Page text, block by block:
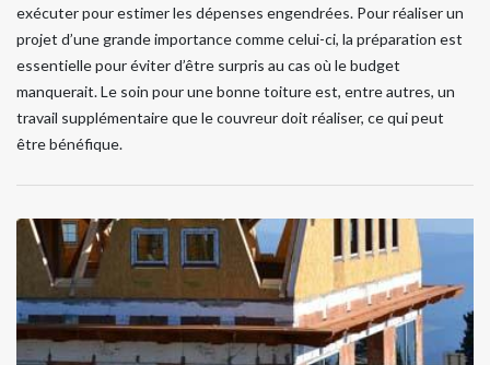
exécuter pour estimer les dépenses engendrées. Pour réaliser un
projet d’une grande importance comme celui-ci, la préparation est
essentielle pour éviter d’être surpris au cas où le budget
manquerait. Le soin pour une bonne toiture est, entre autres, un
travail supplémentaire que le couvreur doit réaliser, ce qui peut
être bénéfique.